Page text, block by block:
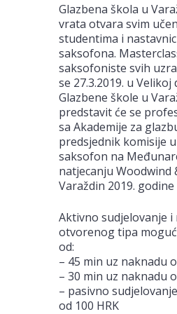
Glazbena škola u
vrata otvara svim
studentima i
saksofona.
saksofoniste svih
se 27.3.2019. u Velikoj
Glazbene škole u
predstavit će se
sa Akademije za
predsjednik komisije
saksofon na
natjecanju Woodwind
Varaždin 2019.
Aktivno sudjelovanje i
otvorenog tipa
od:
– 45 min uz naknadu
– 30 min uz naknadu
– pasivno
od 100 HRK